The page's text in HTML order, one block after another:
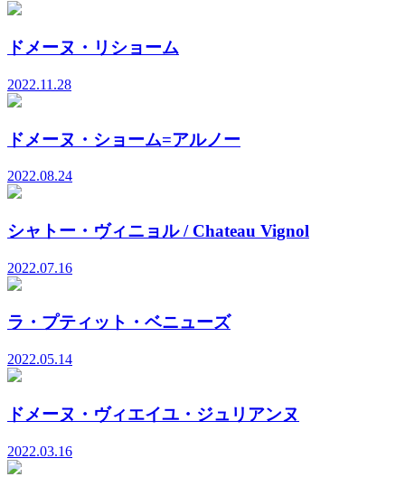
ドメーヌ・リショーム
2022.11.28
ドメーヌ・ショーム=アルノー
2022.08.24
シャトー・ヴィニョル / Chateau Vignol
2022.07.16
ラ・プティット・ベニューズ
2022.05.14
ドメーヌ・ヴィエイユ・ジュリアンヌ
2022.03.16